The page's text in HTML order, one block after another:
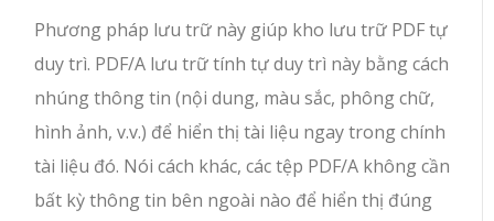
Phương pháp lưu trữ này giúp kho lưu trữ PDF tự
duy trì. PDF/A lưu trữ tính tự duy trì này bằng cách
nhúng thông tin (nội dung, màu sắc, phông chữ,
hình ảnh, v.v.) để hiển thị tài liệu ngay trong chính
tài liệu đó. Nói cách khác, các tệp PDF/A không cần
bất kỳ thông tin bên ngoài nào để hiển thị đúng